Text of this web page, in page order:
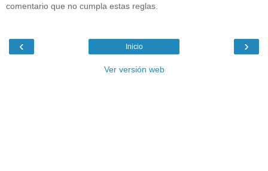
comentario que no cumpla estas reglas.
‹ ›
Inicio
Ver versión web